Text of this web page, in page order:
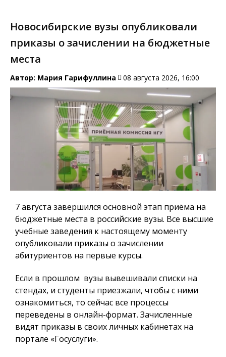
Новосибирские вузы опубликовали
приказы о зачислении на бюджетные
места
Автор: Мария Гарифуллина 08 августа 2026, 16:00
7 августа завершился основной этап приёма на
бюджетные места в российские вузы. Все высшие
учебные заведения к настоящему моменту
опубликовали приказы о зачислении
абитуриентов на первые курсы.
Если в прошлом вузы вывешивали списки на
стендах, и студенты приезжали, чтобы с ними
ознакомиться, то сейчас все процессы
переведены в онлайн-формат. Зачисленные
видят приказы в своих личных кабинетах на
портале «Госуслуги».